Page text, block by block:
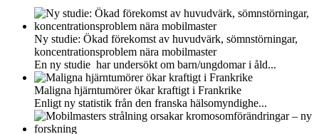
Ny studie: Ökad förekomst av huvudvärk, sömnstörningar,
koncentrationsproblem nära mobilmaster
En ny studie har undersökt om barn/ungdomar i åld...
Maligna hjärntumörer ökar kraftigt i Frankrike
Enligt ny statistik från den franska hälsomyndighe...